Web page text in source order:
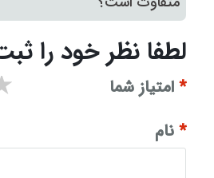
لطفا نظر خود را
*امتیاز شما
*نام